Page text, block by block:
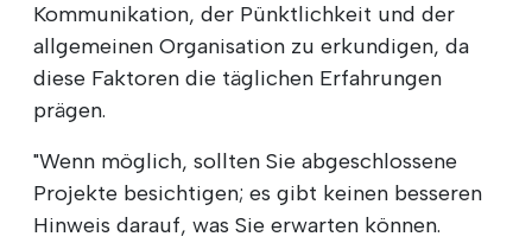
Kommunikation, der Pünktlichkeit und der
allgemeinen Organisation zu erkundigen, da
diese Faktoren die täglichen Erfahrungen
prägen.
"Wenn möglich, sollten Sie abgeschlossene
Projekte besichtigen; es gibt keinen besseren
Hinweis darauf, was Sie erwarten können.